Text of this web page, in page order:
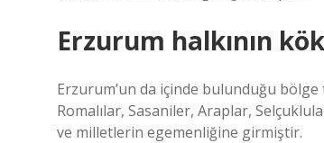
Erzurum halkının
Erzurum’un da içinde bulunduğu
Romalılar, Sasaniler, Araplar,
ve milletlerin egemenliğine girmiştir.